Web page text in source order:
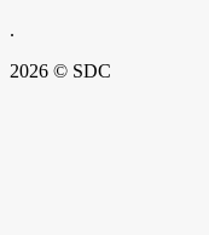
.
2026 © SDC